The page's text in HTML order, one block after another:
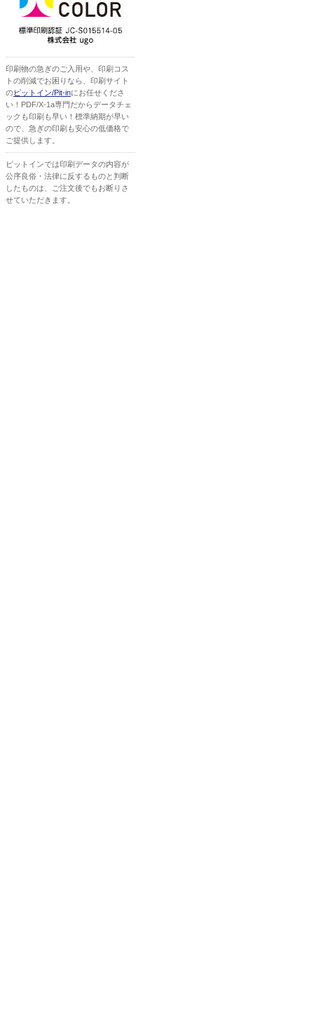
印刷物の急ぎのご入用や、印刷コス
トの削減でお困りなら、印刷サイト
のピットイン/Pit-inにお任せくださ
い！PDF/X-1a専門だからデータチェ
ックも印刷も早い！標準納期が早い
ので、急ぎの印刷も安心の低価格で
ご提供します。
ピットインでは印刷データの内容が
公序良俗・法律に反するものと判断
したものは、ご注文後でもお断りさ
せていただきます。